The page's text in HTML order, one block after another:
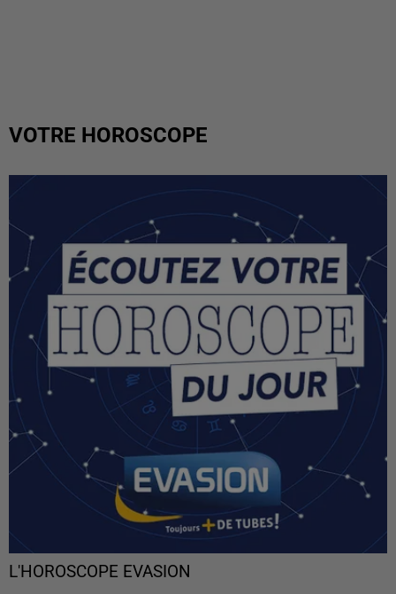
VOTRE HOROSCOPE
L'HOROSCOPE EVASION